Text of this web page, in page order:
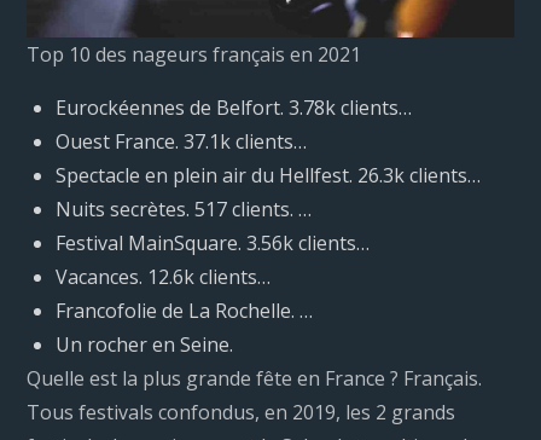
Top 10 des nageurs français en 2021
Eurockéennes de Belfort. 3.78k clients…
Ouest France. 37.1k clients…
Spectacle en plein air du Hellfest. 26.3k clients…
Nuits secrètes. 517 clients. …
Festival MainSquare. 3.56k clients…
Vacances. 12.6k clients…
Francofolie de La Rochelle. …
Un rocher en Seine.
Quelle est la plus grande fête en France ? Français.
Tous festivals confondus, en 2019, les 2 grands